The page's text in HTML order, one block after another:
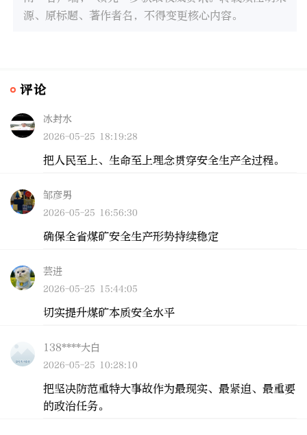
源、原标题、著作者名，不得变更核心内容。
评论
冰封水
2026-05-25 18:19:28
把人民至上、生命至上理念贯穿安全生产全过程。
邹彦男
2026-05-25 16:56:30
确保全省煤矿安全生产形势持续稳定
芸进
2026-05-25 15:44:05
切实提升煤矿本质安全水平
138****大白
2026-05-25 10:28:10
把坚决防范重特大事故作为最现实、最紧迫、最重要
的政治任务。